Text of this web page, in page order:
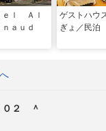
ｅｌ Ａｌ
ｎａｕｄ
ゲストハウ
ぎょ／民泊
０２ ＾